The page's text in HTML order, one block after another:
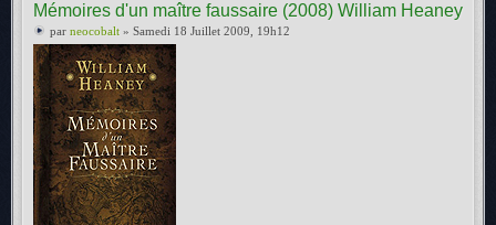
Mémoires d'un maître faussaire (2008) William Heaney
par neocobalt » Samedi 18 Juillet 2009, 19h12